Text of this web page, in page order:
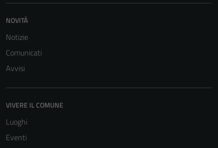
NOVITÀ
Notizie
Comunicati
Avvisi
VIVERE IL COMUNE
Luoghi
Eventi